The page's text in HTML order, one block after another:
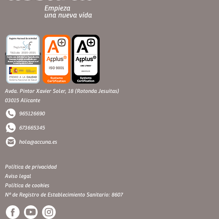
Avda. Pintor Xavier Soler, 18 (Rotonda Jesuitas)
03015 Alicante
965126690
673665345
hola@accuna.es
Política de privacidad
Aviso legal
Política de cookies
Nº de Registro de Establecimiento Sanitario: 8607